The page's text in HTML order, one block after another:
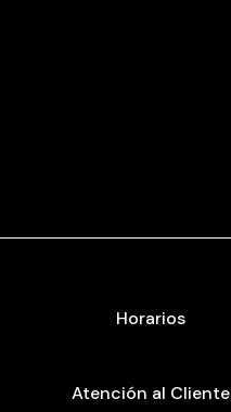
Horarios
Atención al Cliente